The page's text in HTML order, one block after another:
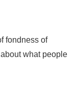
fondness of
what people